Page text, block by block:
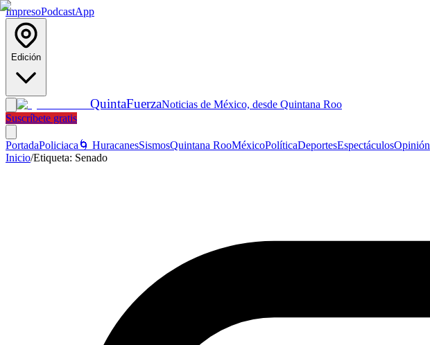
ImpresoPodcastApp
Edición
QuintaFuerzaNoticias de México, desde Quintana Roo
Suscríbete gratis
PortadaPoliciaca 🌀 HuracanesSismosQuintana RooMéxicoPolíticaDeportesEspectáculosOpinión
Inicio/Etiqueta: Senado